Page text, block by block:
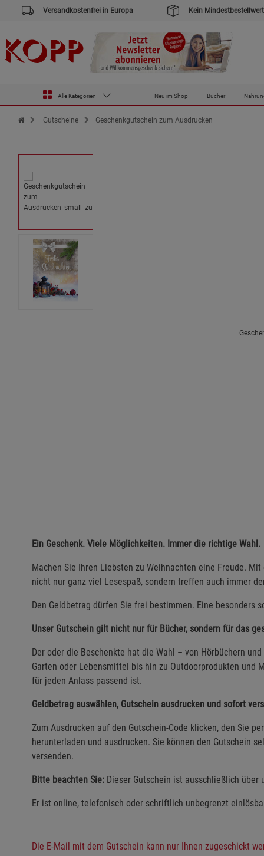
Versandkostenfrei in Europa Kein Mindestbestellwert
Alle Kategorien Neu im Shop Bücher
Zur Startseite des Kopp Verlag Online-Shop
Gutscheine Geschenkgutschein zum Ausdrucken
Ein Geschenk. Viele Möglichkeiten. Immer die richtige Wahl.
Machen Sie Ihren Liebsten zu Weihnachten eine Freude.
nicht nur ganz viel Lesespaß, sondern treffen auch immer
Den Geldbetrag dürfen Sie frei bestimmen. Eine besonders
Unser Gutschein gilt nicht nur für Bücher, sondern für das
Der oder die Beschenkte hat die Wahl – von Hörbüchern
Garten oder Lebensmittel bis hin zu Outdoorprodukten und
für jeden Anlass passend ist.
Geldbetrag auswählen, Gutschein ausdrucken und sofort
Zum Ausdrucken auf den Gutschein-Code klicken, den Sie
herunterladen und ausdrucken. Sie können den Gutschein
versenden.
Bitte beachten Sie: Dieser Gutschein ist ausschließlich über
Er ist online, telefonisch oder schriftlich unbegrenzt
Die E-Mail mit dem Gutschein kann nur Ihnen zugeschickt